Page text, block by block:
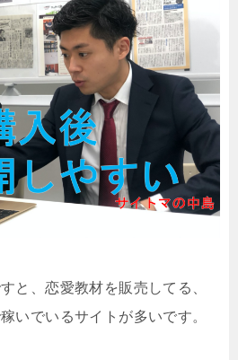
と、恋愛教材を販売してる、
いでいるサイトが多いです。